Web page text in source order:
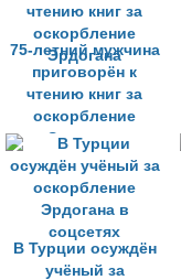
75-летний мужчина
приговорён к
чтению книг за
оскорбление
Эрдогана
В Турции осуждён
учёный за